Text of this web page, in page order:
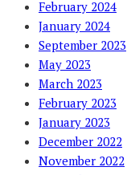
February 2024
January 2024
September 2023
May 2023
March 2023
February 2023
January 2023
December 2022
November 2022